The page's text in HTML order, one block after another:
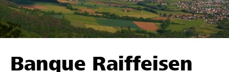
Trova progetti e organizzazioni
Banque Raiffeisen